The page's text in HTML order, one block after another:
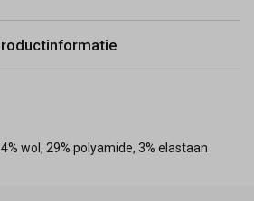
wol, 29% polyamide, 3% elastaan